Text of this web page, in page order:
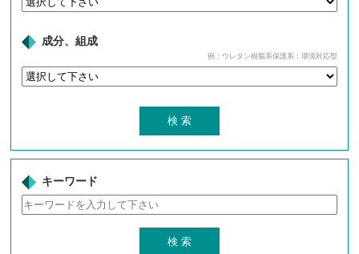
成分、組成
例：ウレタン樹脂系保護系：環境対応型
キーワード